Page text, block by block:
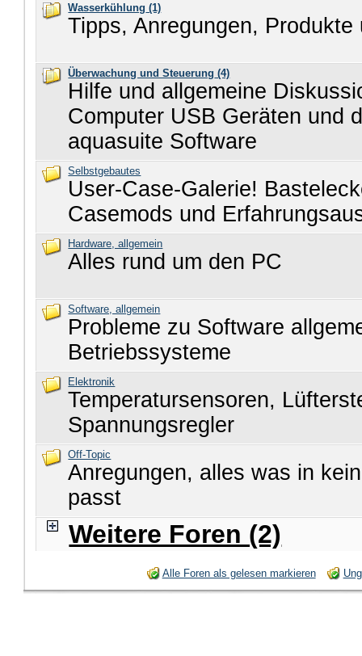
Wasserkühlung (1)
Tipps, Anregungen, Produkte
Überwachung und Steuerung (4)
Hilfe und allgemeine
Computer USB Geräten und
aquasuite Software
Selbstgebautes
User-Case-Galerie!
Casemods und
Hardware, allgemein
Alles rund um den PC
Software, allgemein
Probleme zu Software
Betriebssysteme
Elektronik
Temperatursensoren,
Spannungsregler
Off-Topic
Anregungen, alles was in
passt
Weitere Foren (2)
Alle Foren als gelesen markieren